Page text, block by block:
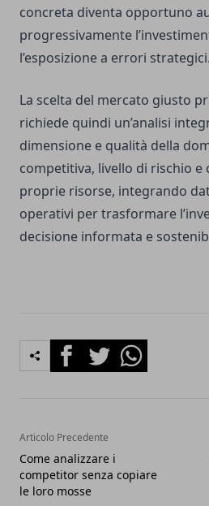
concreta diventa opportuno
progressivamente
l’esposizione a errori strategici.
La scelta del mercato giusto
richiede quindi un’analisi
dimensione e qualità della
competitiva, livello di rischio e
proprie risorse, integrando
operativi per trasformare
decisione informata e
FacebookTwitterWhatsapp
Articolo Precedente
Come analizzare i
competitor senza copiare
le loro mosse